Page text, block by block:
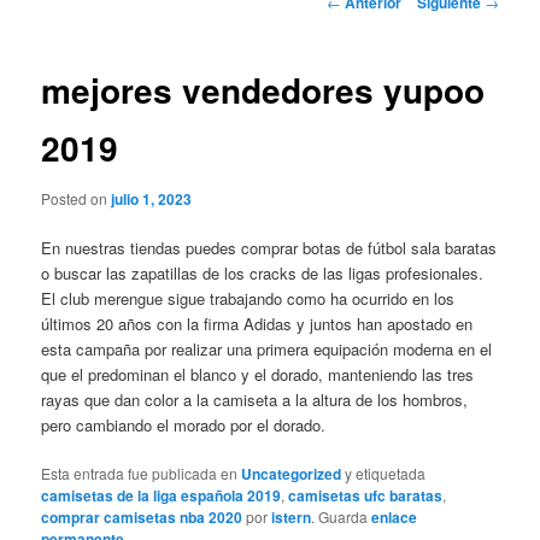
mejores vendedores yupoo
2019
Posted onjulio 1, 2023
En nuestras tiendas puedes comprar botas de fútbol sala baratas
o buscar las zapatillas de los cracks de las ligas profesionales.
El club merengue sigue trabajando como ha ocurrido en los
últimos 20 años con la firma Adidas y juntos han apostado en
esta campaña por realizar una primera equipación moderna en el
que el predominan el blanco y el dorado, manteniendo las tres
rayas que dan color a la camiseta a la altura de los hombros,
pero cambiando el morado por el dorado.
Esta entrada fue publicada en Uncategorizedy etiquetada
camisetas de la liga española 2019,camisetas ufc baratas,
comprar camisetas nba 2020poristern. Guardaenlace